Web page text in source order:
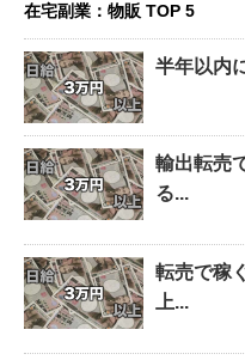
在宅副業：物販 TOP 5
半年以内
輸出転売
る...
転売で稼
上...